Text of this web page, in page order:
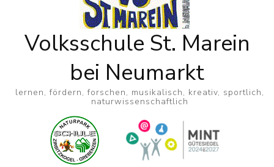
Volksschule St. Marein
bei Neumarkt
lernen, fördern, forschen, musikalisch, kreativ, sportlich,
naturwissenschaftlich